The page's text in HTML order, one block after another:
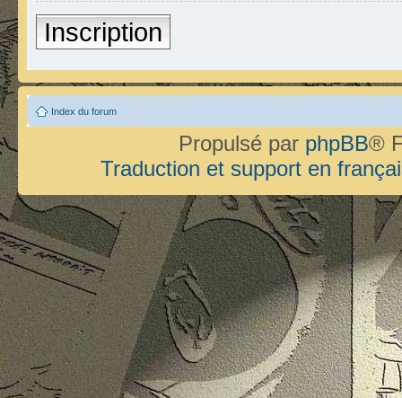
Inscription
Index du forum
Propulsé par phpBB®
Traduction et support en